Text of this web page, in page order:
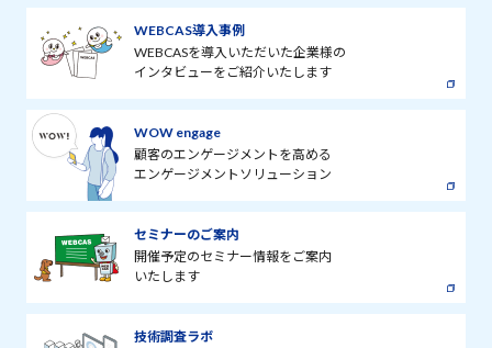
WEBCAS導入事例
WEBCASを導入いただいた企業様の
インタビューをご紹介いたします
WOW engage
顧客のエンゲージメントを高める
エンゲージメントソリューション
セミナーのご案内
開催予定のセミナー情報をご案内
いたします
技術調査ラボ